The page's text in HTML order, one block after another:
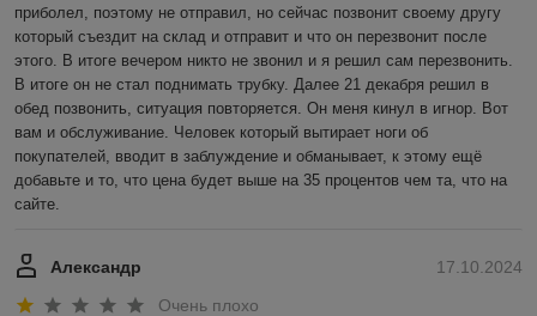
приболел, поэтому не отправил, но сейчас позвонит своему другу
который съездит на склад и отправит и что он перезвонит после
этого. В итоге вечером никто не звонил и я решил сам перезвонить.
В итоге он не стал поднимать трубку. Далее 21 декабря решил в
обед позвонить, ситуация повторяется. Он меня кинул в игнор. Вот
вам и обслуживание. Человек который вытирает ноги об
покупателей, вводит в заблуждение и обманывает, к этому ещё
добавьте и то, что цена будет выше на 35 процентов чем та, что на
сайте.
17.10.2024
Александр
Очень плохо